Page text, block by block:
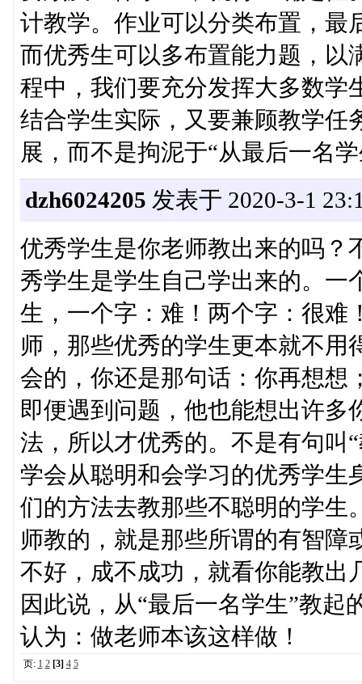
计教学。作业可以分类布置，最
而优秀生可以多布置能力题，以
程中，我们要充分发挥大多数学
结合学生实际，又要兼顾教学任
展，而不是拘泥于“从最后一名
dzh6024205 发表于 2020-3-1
优秀学生是你老师教出来的吗？
秀学生是学生自己学出来的。一
生，一个字：难！两个字：很难
师，那些优秀的学生更本就不用
会的，你还是那句话：你再想想
即便遇到问题，他也能想出许多
法，所以才优秀的。不是有句叫
学会从聪明和会学习的优秀学生
们的方法去教那些不聪明的学生
师教的，就是那些所谓的有智障
不好，成不成功，就看你能教出
因此说，从“最后一名学生”教
认为：做老师本该这样做！
页: 1 2 [3] 4 5